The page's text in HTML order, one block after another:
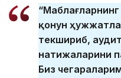
қонун
текшириб,
натижаларини
Биз